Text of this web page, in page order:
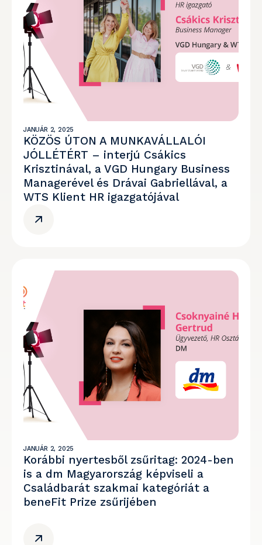
JANUÁR 2, 2025
KÖZÖS ÚTON A MUNKAVÁLLALÓI
JÓLLÉTÉRT – interjú Csákics
Krisztinával, a VGD Hungary Business
Managerével és Drávai Gabriellával, a
WTS Klient HR igazgatójával
JANUÁR 2, 2025
Korábbi nyertesből zsűritag: 2024-ben
is a dm Magyarország képviseli a
Családbarát szakmai kategóriát a
beneFit Prize zsűrijében